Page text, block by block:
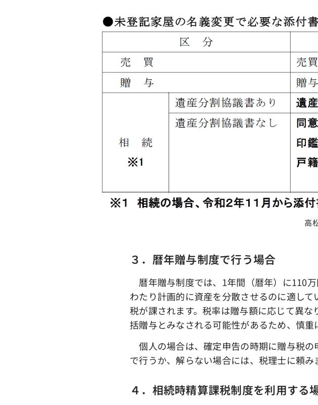
高
３．暦年贈与制度で行う場合
暦年贈与制度では、1年間（暦年）に110
わたり計画的に資産を分散させるのに適し
税が課されます。税率は贈与額に応じて異
括贈与とみなされる可能性があるため、慎重
個人の場合は、確定申告の時期に贈与税
で行うか、解らない場合には、税理士に頼み
４．相続時精算課税制度を利用する